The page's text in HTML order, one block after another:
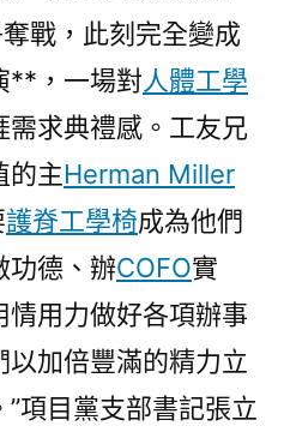
戰，此刻完全變成
**，一場對人體工學
需求典禮感。工友兄
的主Herman Miller
護脊工學椅成為他們
功德、辦COFO實
用力做好各項辦事
加倍豐滿的精力立
項目黨支部書記張立